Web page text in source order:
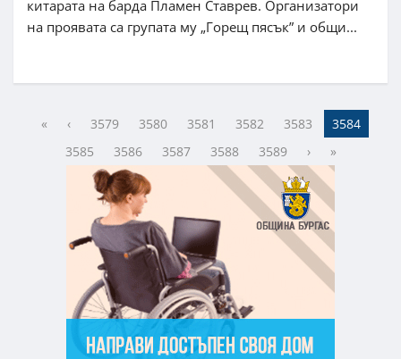
китарата на барда Пламен Ставрев. Организатори
на проявата са групата му „Горещ пясък” и общи...
« ‹ 3579 3580 3581 3582 3583
3584
3585
3586 3587 3588 3589 › »